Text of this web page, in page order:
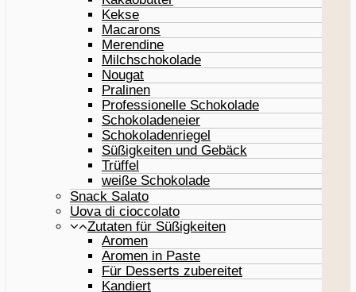
Kekse
Macarons
Merendine
Milchschokolade
Nougat
Pralinen
Professionelle Schokolade
Schokoladeneier
Schokoladenriegel
Süßigkeiten und Gebäck
Trüffel
weiße Schokolade
Snack Salato
Uova di cioccolato
Zutaten für Süßigkeiten
Aromen
Aromen in Paste
Für Desserts zubereitet
Kandiert